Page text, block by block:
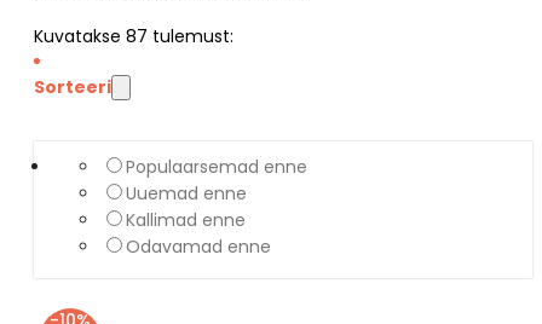
Kuvatakse 87 tulemust:
Sorteeri
Populaarsemad enne
Uuemad enne
Kallimad enne
Odavamad enne